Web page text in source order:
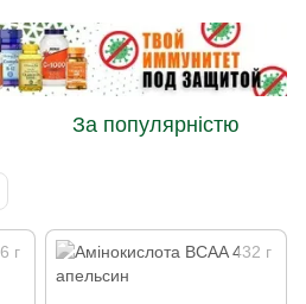
За популярністю